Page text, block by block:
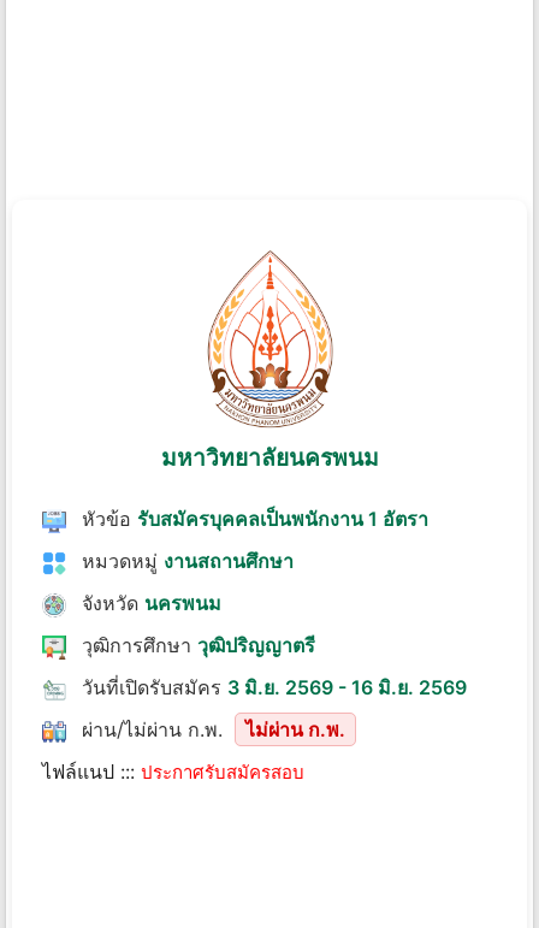
มหาวิทยาลัยนครพนม
หัวข้อ รับสมัครบุคคลเป็นพนักงาน 1 อัตรา
หมวดหมู่ งานสถานศึกษา
จังหวัด นครพนม
วุฒิการศึกษา วุฒิปริญญาตรี
วันที่เปิดรับสมัคร 3 มิ.ย. 2569 - 16 มิ.ย. 2569
ผ่าน/ไม่ผ่าน ก.พ.
ไม่ผ่าน ก.พ.
ไฟล์แนป ::: ประกาศรับสมัครสอบ